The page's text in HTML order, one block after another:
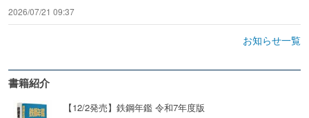
2026/07/21 09:37
お知らせ一覧
書籍紹介
【12/2発売】鉄鋼年鑑 令和7年度版